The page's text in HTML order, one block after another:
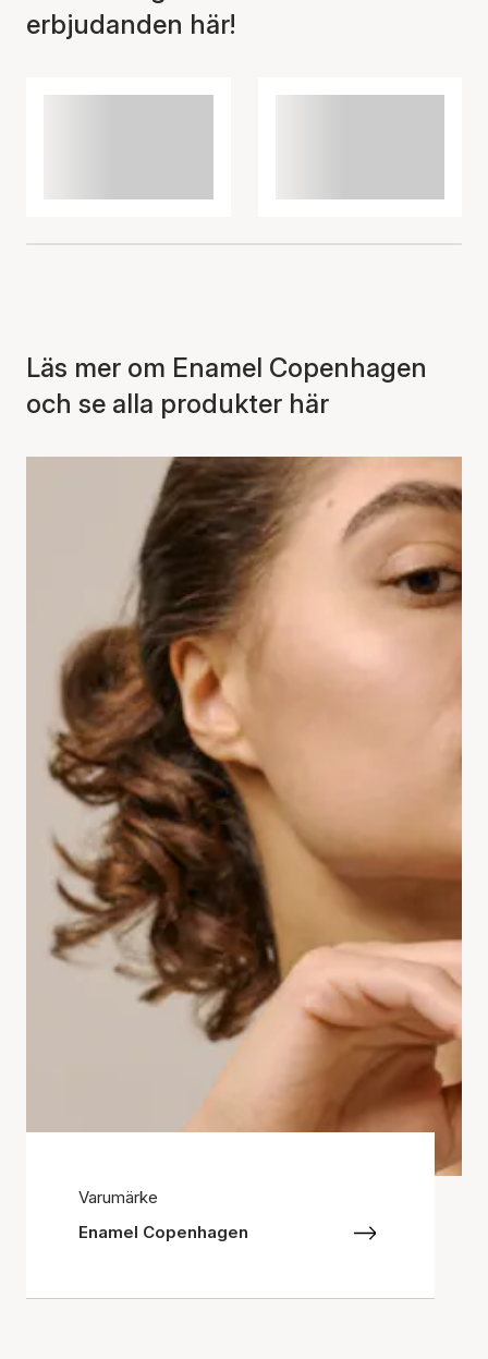
erbjudanden här!
Läs mer om Enamel Copenhagen
och se alla produkter här
Varumärke
Enamel Copenhagen